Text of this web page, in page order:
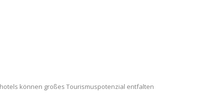
können großes Tourismuspotenzial entfalten